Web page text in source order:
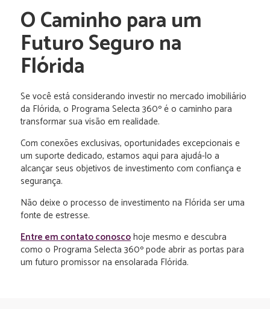
O Caminho para um
Futuro Seguro na
Flórida
Se você está considerando investir no mercado imobiliário
da Flórida, o Programa Selecta 360º é o caminho para
transformar sua visão em realidade.
Com conexões exclusivas, oportunidades excepcionais e
um suporte dedicado, estamos aqui para ajudá-lo a
alcançar seus objetivos de investimento com confiança e
segurança.
Não deixe o processo de investimento na Flórida ser uma
fonte de estresse.
Entre em contato conoscohoje mesmo e descubra
como o Programa Selecta 360º pode abrir as portas para
um futuro promissor na ensolarada Flórida.